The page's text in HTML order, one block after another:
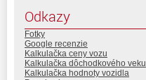
Odkazy
Fotky
Google recenzie
Kalkulačka ceny vozu
Kalkulačka dôchodkového veku
Kalkulačka hodnoty vozidla